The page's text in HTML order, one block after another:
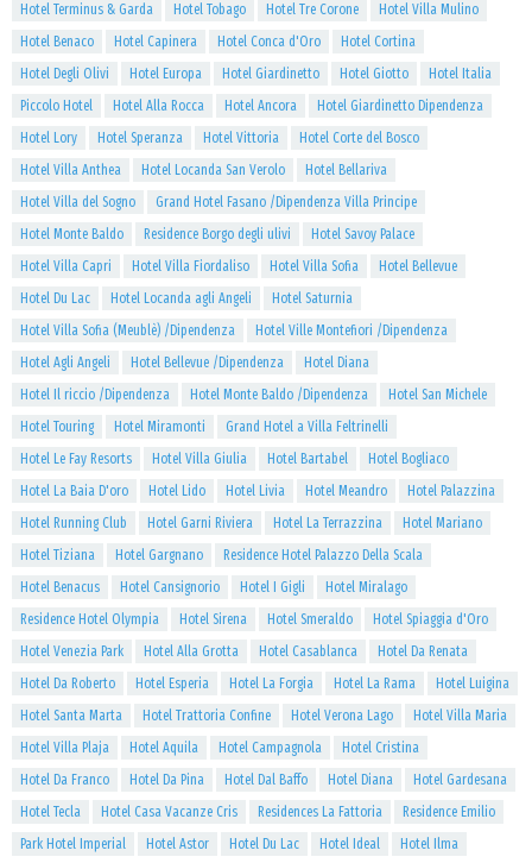
Hotel Terminus & Garda
Hotel Tobago Hotel Tre Corone
Hotel Villa Mulino
Hotel Benaco
Hotel Capinera Hotel Conca d'Oro
Hotel Cortina
Hotel Degli Olivi
Hotel Europa Hotel Giardinetto Hotel Giotto
Hotel Italia
Piccolo Hotel
Hotel Alla Rocca Hotel Ancora
Hotel Giardinetto Dipendenza
Hotel Lory
Hotel Speranza Hotel Vittoria
Hotel Corte del Bosco
Hotel Villa Anthea
Hotel Locanda San Verolo
Hotel Bellariva
Hotel Villa del Sogno
Grand Hotel Fasano /Dipendenza Villa Principe
Hotel Monte Baldo
Residence Borgo degli ulivi
Hotel Savoy Palace
Hotel Villa Capri
Hotel Villa Fiordaliso Hotel Villa Sofia
Hotel Bellevue
Hotel Du Lac
Hotel Locanda agli Angeli
Hotel Saturnia
Hotel Villa Sofia (Meublè) /Dipendenza
Hotel Ville Montefiori /Dipendenza
Hotel Agli Angeli
Hotel Bellevue /Dipendenza
Hotel Diana
Hotel Il riccio /Dipendenza
Hotel Monte Baldo /Dipendenza
Hotel San Michele
Hotel Touring
Hotel Miramonti
Grand Hotel a Villa Feltrinelli
Hotel Le Fay Resorts
Hotel Villa Giulia Hotel Bartabel
Hotel Bogliaco
Hotel La Baia D'oro
Hotel Lido Hotel Livia Hotel Meandro
Hotel Palazzina
Hotel Running Club
Hotel Garni Riviera Hotel La Terrazzina
Hotel Mariano
Hotel Tiziana
Hotel Gargnano
Residence Hotel Palazzo Della Scala
Hotel Benacus
Hotel Cansignorio Hotel I Gigli
Hotel Miralago
Residence Hotel Olympia
Hotel Sirena Hotel Smeraldo
Hotel Spiaggia d'Oro
Hotel Venezia Park
Hotel Alla Grotta Hotel Casablanca
Hotel Da Renata
Hotel Da Roberto
Hotel Esperia Hotel La Forgia Hotel La Rama
Hotel Luigina
Hotel Santa Marta
Hotel Trattoria Confine Hotel Verona Lago
Hotel Villa Maria
Hotel Villa Plaja
Hotel Aquila Hotel Campagnola
Hotel Cristina
Hotel Da Franco
Hotel Da Pina Hotel Dal Baffo Hotel Diana
Hotel Gardesana
Hotel Tecla
Hotel Casa Vacanze Cris Residences La Fattoria
Residence Emilio
Park Hotel Imperial
Hotel Astor Hotel Du Lac Hotel Ideal
Hotel Ilma